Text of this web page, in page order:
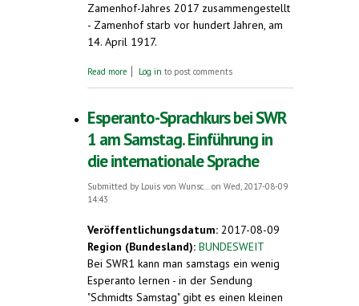
Zamenhof-Jahres 2017 zusammengestellt
- Zamenhof starb vor hundert Jahren, am
14. April 1917.
Read more about Virtuelle Ausstellung über Ludwik
Log in to post comments
Esperanto-Sprachkurs bei SWR
1 am Samstag. Einführung in
die internationale Sprache
Submitted by Louis von Wunsc...on Wed, 2017-08-09
14:43
Veröffentlichungsdatum: 2017-08-09
Region (Bundesland): BUNDESWEIT
Bei SWR1 kann man samstags ein wenig
Esperanto lernen - in der Sendung
"Schmidts Samstag" gibt es einen kleinen